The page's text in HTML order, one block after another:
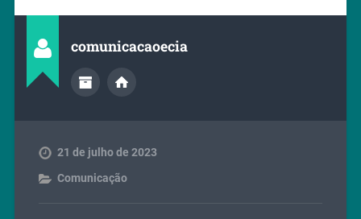
comunicacaoecia
21 de julho de 2023
Comunicação